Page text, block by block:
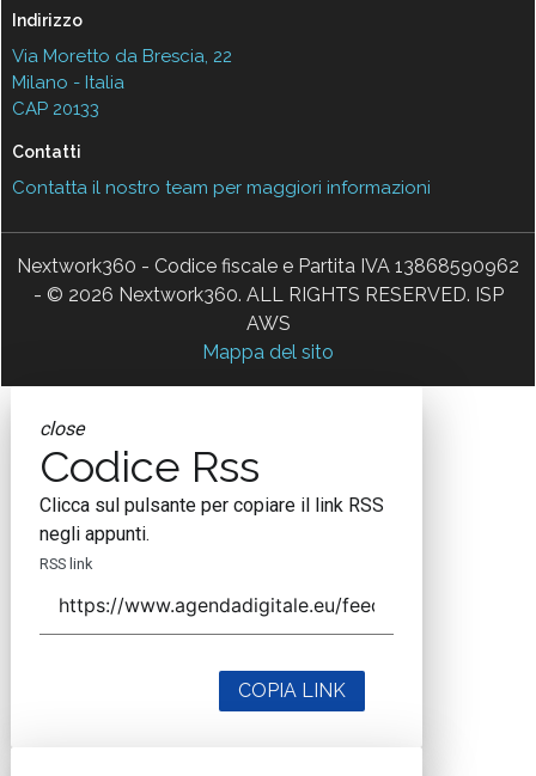
Indirizzo
Via Moretto da Brescia, 22
Milano - Italia
CAP 20133
Contatti
Contatta il nostro team per maggiori informazioni
Nextwork360 - Codice fiscale e Partita IVA 13868590962
- © 2026 Nextwork360. ALL RIGHTS RESERVED. ISP
AWS
Mappa del sito
close
Codice Rss
Clicca sul pulsante per copiare il link RSS
negli appunti.
RSS link
COPIA LINK